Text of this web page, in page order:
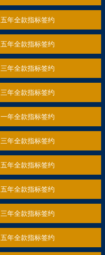
五年全款指标签约
五年全款指标签约
三年全款指标签约
三年全款指标签约
一年全款指标签约
三年全款指标签约
五年全款指标签约
五年全款指标签约
三年全款指标签约
五年全款指标签约